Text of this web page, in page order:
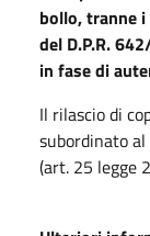
bollo, tranne
del D.P.R.
in fase di
Il rilascio di
subordinato
(art. 25 legge